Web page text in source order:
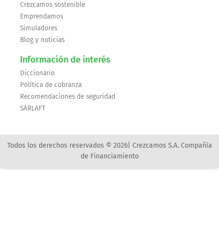
Crezcamos sostenible
Emprendamos
Simuladores
Blog y noticias
Información de interés
Diccionario
Política de cobranza
Recomendaciones de seguridad
SARLAFT
Todos los derechos reservados © 2026| Crezcamos S.A. Compañía
de Financiamiento